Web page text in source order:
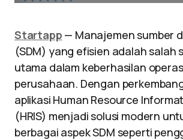
Startapp — Manajemen sumber
(SDM) yang efisien adalah salah
utama dalam keberhasilan
perusahaan. Dengan
aplikasi Human Resource
(HRIS) menjadi solusi modern
berbagai aspek SDM seperti